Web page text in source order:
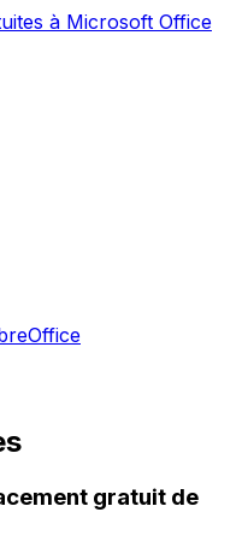
à Microsoft Office
gratuit de